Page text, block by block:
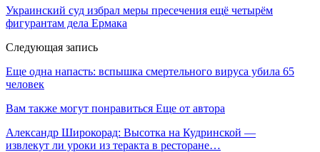
Украинский суд избрал меры пресечения ещё четырём
фигурантам дела Ермака
Следующая запись
Еще одна напасть: вспышка смертельного вируса убила 65
человек
Вам также могут понравиться Еще от автора
Александр Широкорад: Высотка на Кудринской —
извлекут ли уроки из теракта в ресторане…